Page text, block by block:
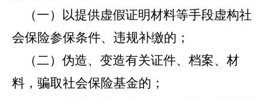
（一）以提供虚假证明材料等手段虚构社
会保险参保条件、违规补缴的；
（二）伪造、变造有关证件、档案、材
料，骗取社会保险基金的；